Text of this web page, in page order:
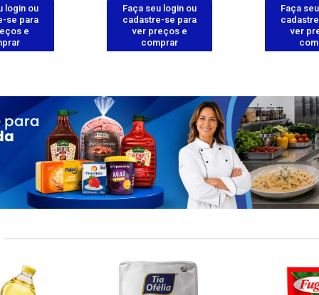
login ou
se para
e
Faça seu login ou
cadastre-se para
ver preços e
comprar
Faça
ver